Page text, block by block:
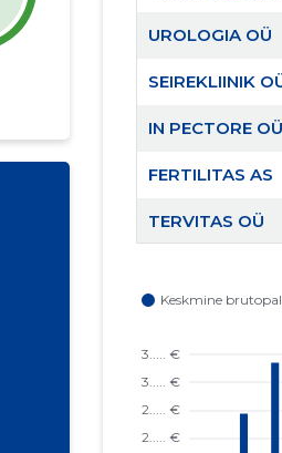
UROLOGIA OÜ
SEIREKLIINIK
IN PECTORE OÜ
FERTILITAS AS
TERVITAS OÜ
EESTI
EESTI KÕRVA-